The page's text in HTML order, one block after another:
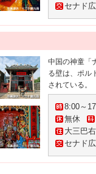
セナド
中国の神童「
る壁は、ポル
されている。
8:00～
無休
大三巴
セナド